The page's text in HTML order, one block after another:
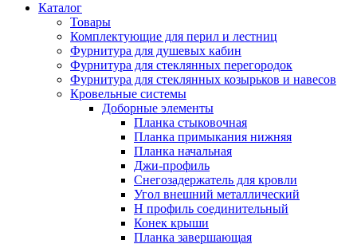
Каталог
Товары
Комплектующие для перил и лестниц
Фурнитура для душевых кабин
Фурнитура для стеклянных перегородок
Фурнитура для стеклянных козырьков и навесов
Кровельные системы
Доборные элементы
Планка стыковочная
Планка примыкания нижняя
Планка начальная
Джи-профиль
Снегозадержатель для кровли
Угол внешний металлический
Н профиль соединительный
Конек крыши
Планка завершающая